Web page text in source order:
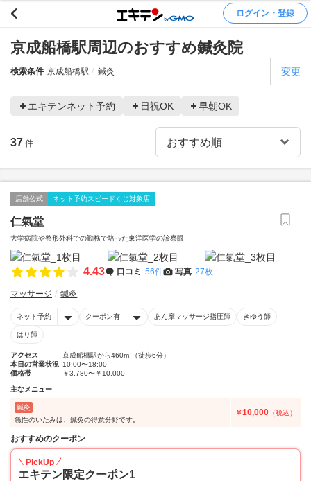
ログイン・登録
京成船橋駅周辺のおすすめ鍼灸院
検索条件 京成船橋駅 鍼灸 変更
エキテンネット予約 日祝OK 早朝OK
37 件
店舗公式 ネット予約スピードくじ対象店
仁氣堂
大学病院や整形外科での勤務で培った東洋医学の診察眼
4.43 口コミ 56件 写真 27枚
マッサージ 鍼灸
ネット予約 クーポン有 あん摩マッサージ指圧師 きゆう師
はり師
アクセス
京成船橋駅から460m （徒歩6分）
本日の営業状況 10:00〜18:00
価格帯
￥3,780〜￥10,000
主なメニュー
鍼灸
急性のいたみは、鍼灸の得意分野です。
￥10,000 （税込）
おすすめのクーポン
PickUp
エキテン限定クーポン1